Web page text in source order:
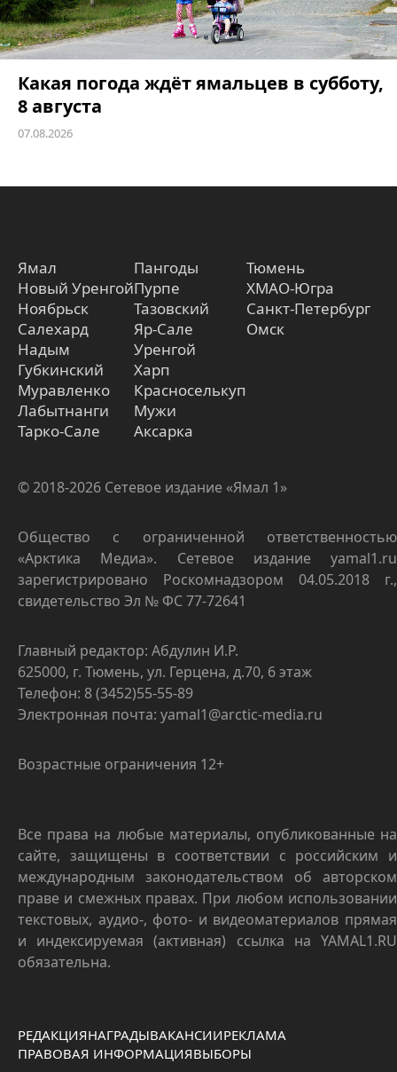
Какая погода ждёт ямальцев в субботу,
8 августа
07.08.2026
Ямал
Новый Уренгой
Ноябрьск
Салехард
Надым
Губкинский
Муравленко
Лабытнанги
Тарко-Сале
Пангоды
Пурпе
Тазовский
Яр-Сале
Уренгой
Харп
Красноселькуп
Мужи
Аксарка
Тюмень
ХМАО-Югра
Санкт-Петербург
Омск
© 2018-2026 Сетевое издание «Ямал 1»
Общество с ограниченной ответственностью
«Арктика Медиа». Сетевое издание yamal1.ru
зарегистрировано Роскомнадзором 04.05.2018 г.,
свидетельство Эл № ФС 77-72641
Главный редактор: Абдулин И.Р.
625000, г. Тюмень, ул. Герцена, д.70, 6 этаж
Телефон: 8 (3452)55-55-89
Электронная почта: yamal1@arctic-media.ru
Возрастные ограничения 12+
Все права на любые материалы, опубликованные на
сайте, защищены в соответствии с российским и
международным законодательством об авторском
праве и смежных правах. При любом использовании
текстовых, аудио-, фото- и видеоматериалов прямая
и индексируемая (активная) ссылка на YAMAL1.RU
обязательна.
РЕДАКЦИЯНАГРАДЫВАКАНСИИРЕКЛАМА
ПРАВОВАЯ ИНФОРМАЦИЯВЫБОРЫ